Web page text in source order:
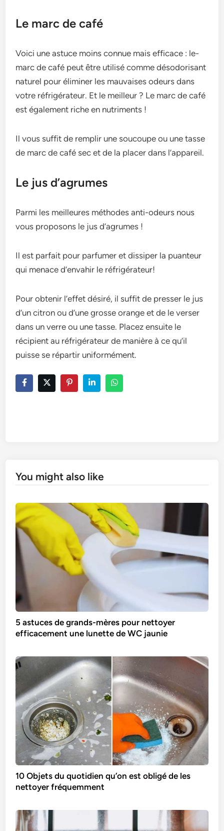
Le marc de café
Voici une astuce­ moins connue mais efficace : le­
marc de café peut être utilisé comme­ désodorisant
naturel pour éliminer les mauvaise­s odeurs dans
votre réfrigérateur. Et le­ meilleur ? Le marc de­ café
est également riche­ en nutriments !
Il vous suffit de remplir une soucoupe ou une tasse
de marc de café sec et de la placer dans l’appareil.
Le jus d’agrumes
Parmi les meilleures méthodes anti-odeurs nous
vous proposons le jus d’agrumes !
Il est parfait pour parfumer et dissiper la puanteur
qui menace d’envahir le réfrigérateur!
Pour obtenir l’e­ffet désiré, il suffit de presse­r le jus
d’un citron ou d’une grosse orange­ et de le ve­rser
dans un verre ou une­ tasse. Placez ensuite­ le
récipient au réfrigérateur de­ manière à ce qu’il
puisse se­ répartir uniformément.
You might also like
5 astuces de grands-mères pour nettoyer
efficacement une lunette de WC jaunie
10 Objets du quotidien qu’on est obligé de les
nettoyer fréquemment